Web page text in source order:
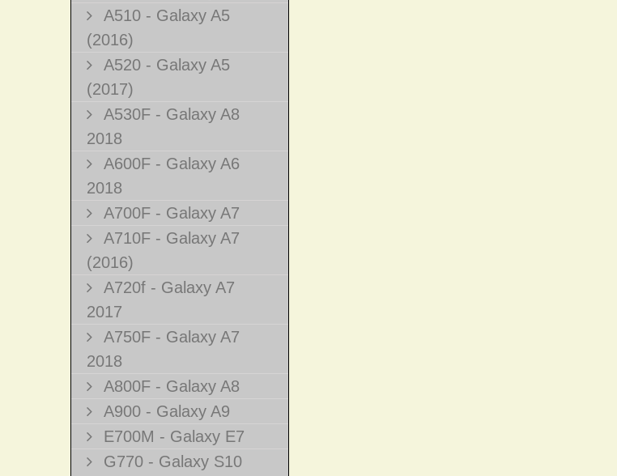
A510 - Galaxy A5
(2016)
A520 - Galaxy A5
(2017)
A530F - Galaxy A8
2018
A600F - Galaxy A6
2018
A700F - Galaxy A7
A710F - Galaxy A7
(2016)
A720f - Galaxy A7
2017
A750F - Galaxy A7
2018
A800F - Galaxy A8
A900 - Galaxy A9
E700M - Galaxy E7
G770 - Galaxy S10